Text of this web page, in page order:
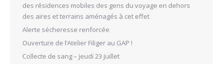
des résidences mobiles des gens du voyage en dehors
des aires et terrains aménagés à cet effet
Alerte sécheresse renforcée
Ouverture de l’Atelier Filiger au GAP !
Collecte de sang – jeudi 23 juillet